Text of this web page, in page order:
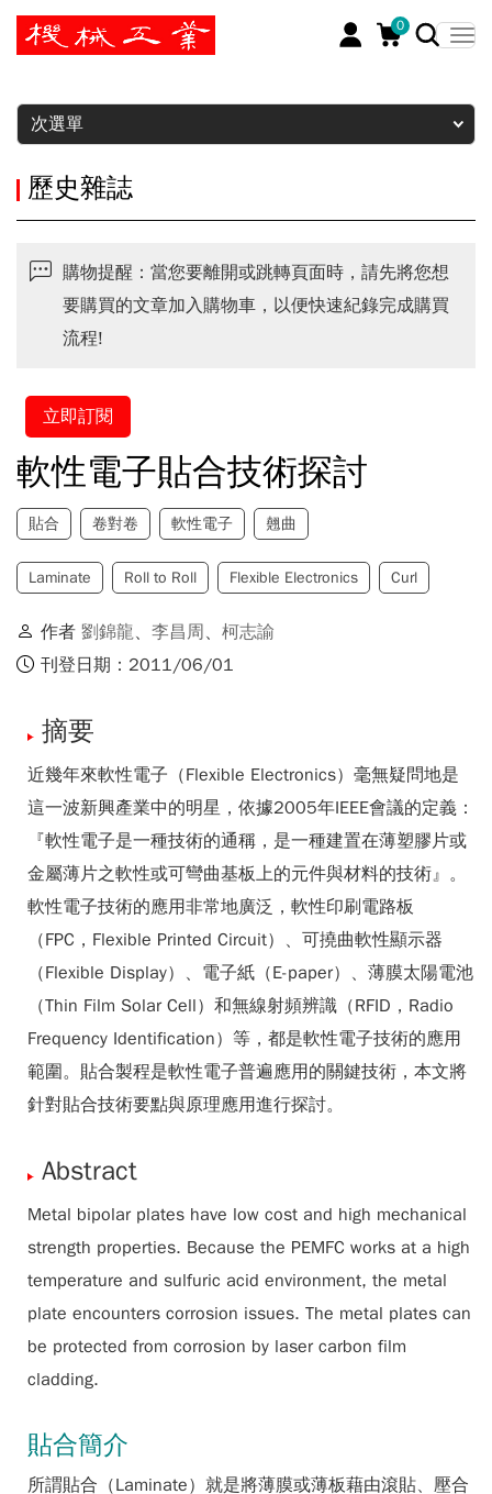
0
暫停
次選單
歷史雜誌
購物提醒：當您要離開或跳轉頁面時，請先將您想
要購買的文章加入購物車，以便快速紀錄完成購買
流程!
立即訂閱
軟性電子貼合技術探討
貼合 卷對卷 軟性電子 翹曲
Laminate Roll to Roll Flexible Electronics Curl
作者 劉錦龍、 李昌周 、 柯志諭
刊登日期：2011/06/01
摘要
近幾年來軟性電子（Flexible Electronics）毫無疑問地是
這一波新興產業中的明星，依據2005年IEEE會議的定義：
『軟性電子是一種技術的通稱，是一種建置在薄塑膠片或
金屬薄片之軟性或可彎曲基板上的元件與材料的技術』。
軟性電子技術的應用非常地廣泛，軟性印刷電路板
（FPC，Flexible Printed Circuit）、可撓曲軟性顯示器
（Flexible Display）、電子紙（E-paper）、薄膜太陽電池
（Thin Film Solar Cell）和無線射頻辨識（RFID，Radio
Frequency Identification）等，都是軟性電子技術的應用
範圍。貼合製程是軟性電子普遍應用的關鍵技術，本文將
針對貼合技術要點與原理應用進行探討。
Abstract
Metal bipolar plates have low cost and high mechanical
strength properties. Because the PEMFC works at a high
temperature and sulfuric acid environment, the metal
plate encounters corrosion issues. The metal plates can
be protected from corrosion by laser carbon film
cladding.
貼合簡介
所謂貼合（Laminate）就是將薄膜或薄板藉由滾貼、壓合